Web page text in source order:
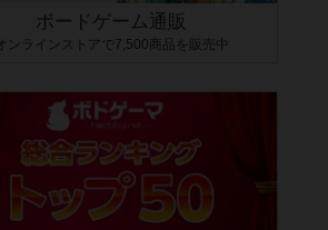
ボードゲーム通販
オンラインストアで7,500商品を販売中